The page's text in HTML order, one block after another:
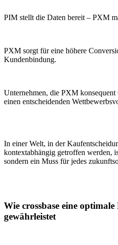
PIM stellt die Daten bereit – PXM
PXM sorgt für eine höhere
Kundenbindung.
Unternehmen, die PXM konsequent
einen entscheidenden
In einer Welt, in der
kontextabhängig getroffen werden,
sondern ein Muss für jedes
Wie crossbase eine
gewährleistet